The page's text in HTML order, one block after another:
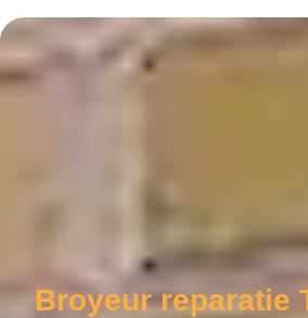
Broyeur reparatie